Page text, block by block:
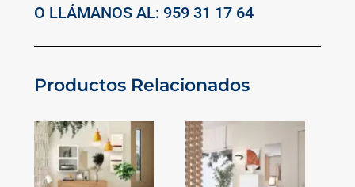
O LLÁMANOS AL: 959 31 17 64
Productos Relacionados